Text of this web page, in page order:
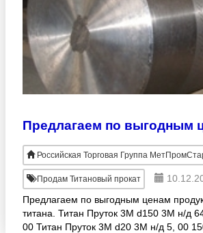
Российская Торговая Группа
Продам Титановый прокат
Предлагаем по выгодным ценам
титана. Титан Пруток 3М d150 3М н/д
00 Титан Пруток 3М d20 3М н/д 5, 00